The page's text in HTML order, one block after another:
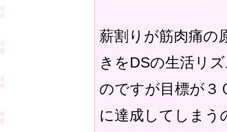
薪割りが筋肉痛の
きをDSの生活リ
のですが目標が３
に達成してしま